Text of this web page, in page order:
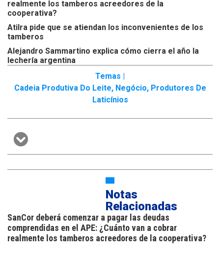
realmente los tamberos acreedores de la
cooperativa?
Atilra pide que se atiendan los inconvenientes de los
tamberos
Alejandro Sammartino explica cómo cierra el año la
lechería argentina
Temas |
Cadeia Produtiva Do Leite, Negócio, Produtores De
Laticínios
Notas
Relacionadas
SanCor deberá comenzar a pagar las deudas
comprendidas en el APE: ¿Cuánto van a cobrar
realmente los tamberos acreedores de la cooperativa?